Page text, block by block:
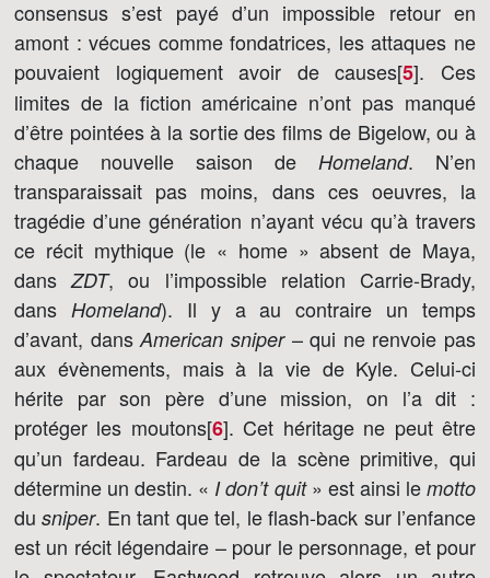
consensus s’est payé d’un impossible retour en
amont : vécues comme fondatrices, les attaques ne
pouvaient logiquement avoir de causes[5]. Ces
limites de la fiction américaine n’ont pas manqué
d’être pointées à la sortie des films de Bigelow, ou à
chaque nouvelle saison de Homeland. N’en
transparaissait pas moins, dans ces oeuvres, la
tragédie d’une génération n’ayant vécu qu’à travers
ce récit mythique (le « home » absent de Maya,
dansZDT, ou l’impossible relation Carrie-Brady,
dans Homeland). Il y a au contraire un temps
d’avant, dansAmerican sniper– qui ne renvoie pas
aux évènements, mais à la vie de Kyle. Celui-ci
hérite par son père d’une mission, on l’a dit :
protéger les moutons[6]. Cet héritage ne peut être
qu’un fardeau. Fardeau de la scène primitive, qui
détermine un destin. « I don’t quit» est ainsi lemotto
dusniper. En tant que tel, le flash-back sur l’enfance
est un récit légendaire – pour le personnage, et pour